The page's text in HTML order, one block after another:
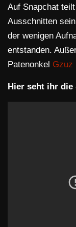
Auf Snapchat teilt
Ausschnitten
der wenigen
entstanden.
Patenonkel Gzuz
Hier seht ihr die